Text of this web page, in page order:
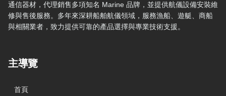
通信器材，代理銷售多項知名 Marine 品牌，並提供航儀設備安裝維
修與售後服務。多年來深耕船舶航儀領域，服務漁船、遊艇、商船
與相關業者，致力提供可靠的產品選擇與專業技術支援。
主導覽
首頁